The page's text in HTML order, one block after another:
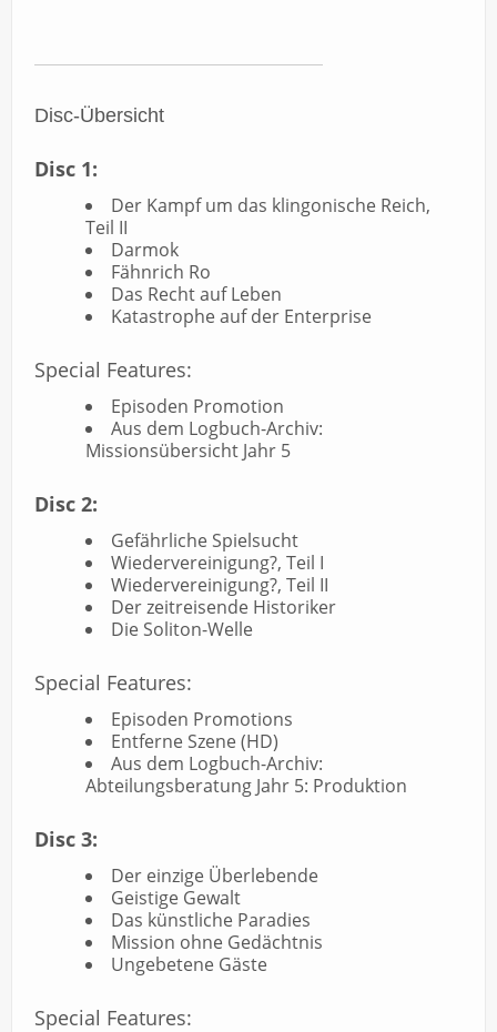
Disc-Übersicht
Disc 1:
Der Kampf um das klingonische Reich,
Teil II
Darmok
Fähnrich Ro
Das Recht auf Leben
Katastrophe auf der Enterprise
Special Features:
Episoden Promotion
Aus dem Logbuch-Archiv:
Missionsübersicht Jahr 5
Disc 2:
Gefährliche Spielsucht
Wiedervereinigung?, Teil I
Wiedervereinigung?, Teil II
Der zeitreisende Historiker
Die Soliton-Welle
Special Features:
Episoden Promotions
Entferne Szene (HD)
Aus dem Logbuch-Archiv:
Abteilungsberatung Jahr 5: Produktion
Disc 3:
Der einzige Überlebende
Geistige Gewalt
Das künstliche Paradies
Mission ohne Gedächtnis
Ungebetene Gäste
Special Features: